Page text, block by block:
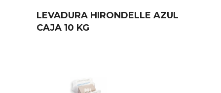
LEVADURA HIRONDELLE AZUL
CAJA 10 KG